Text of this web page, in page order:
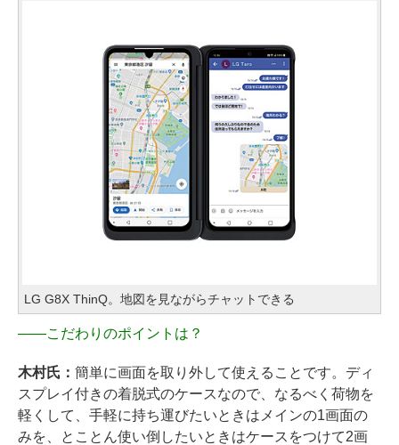
LG G8X ThinQ。地図を見ながらチャットできる
――こだわりのポイントは？
木村氏： 簡単に画面を取り外して使えることです。ディ
スプレイ付きの着脱式のケースなので、なるべく荷物を
軽くして、手軽に持ち運びたいときはメインの1画面の
みを、とことん使い倒したいときはケースをつけて2画